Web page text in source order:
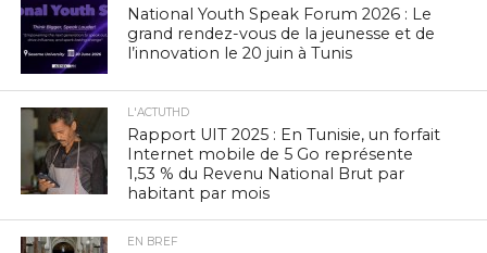
National Youth Speak Forum 2026 : Le
grand rendez-vous de la jeunesse et de
l’innovation le 20 juin à Tunis
L'ACTUTHD
Rapport UIT 2025 : En Tunisie, un forfait
Internet mobile de 5 Go représente
1,53 % du Revenu National Brut par
habitant par mois
EN BREF